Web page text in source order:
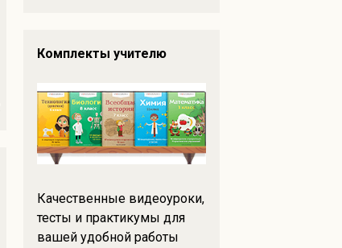
Комплекты учителю
Качественные видеоуроки,
тесты и практикумы для
вашей удобной работы